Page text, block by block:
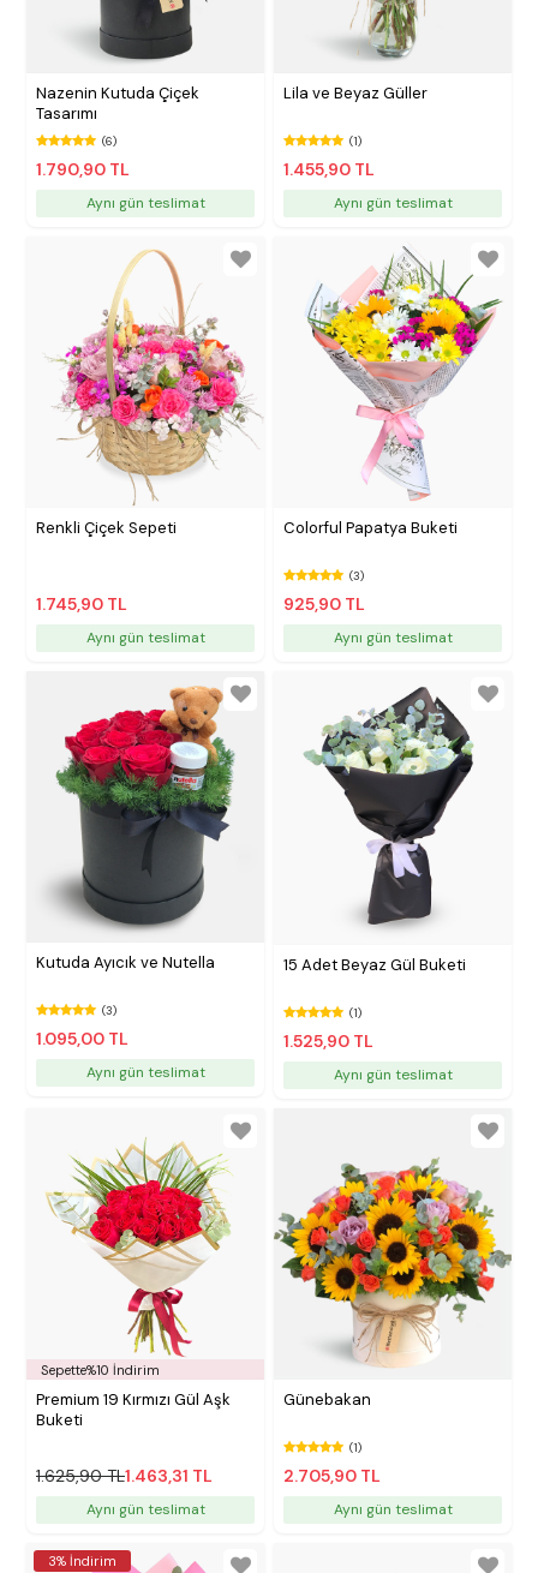
Nazenin Kutuda Çiçek
Tasarımı
(6)
1.790,90 TL
Aynı gün teslimat
Lila ve Beyaz Güller
(1)
1.455,90 TL
Aynı gün teslimat
Renkli Çiçek Sepeti
1.745,90 TL
Aynı gün teslimat
Colorful Papatya Buketi
(3)
925,90 TL
Aynı gün teslimat
Kutuda Ayıcık ve Nutella
(3)
1.095,00 TL
Aynı gün teslimat
15 Adet Beyaz Gül Buketi
(1)
1.525,90 TL
Aynı gün teslimat
Sepette%10 İndirim
Premium 19 Kırmızı Gül Aşk
Buketi
1.625,90 TL1.463,31 TL
Aynı gün teslimat
Günebakan
(1)
2.705,90 TL
Aynı gün teslimat
3% İndirim